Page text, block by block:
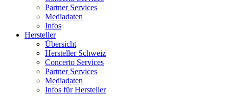
Partner Services
Mediadaten
Infos
Hersteller
Übersicht
Hersteller Schweiz
Concerto Services
Partner Services
Mediadaten
Infos für Hersteller